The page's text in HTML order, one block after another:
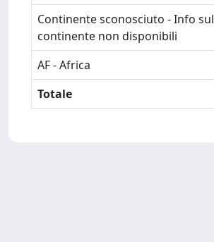
Continente sconosciuto - Info sul
continente non disponibili
AF - Africa
Totale